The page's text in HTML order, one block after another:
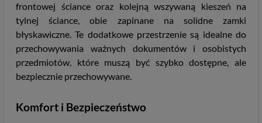
frontowej ściance oraz kolejną wszywaną kieszeń na
tylnej ściance, obie zapinane na solidne zamki
błyskawiczne. Te dodatkowe przestrzenie są idealne do
przechowywania ważnych dokumentów i osobistych
przedmiotów, które muszą być szybko dostępne, ale
bezpiecznie przechowywane.
Komfort i Bezpieczeństwo